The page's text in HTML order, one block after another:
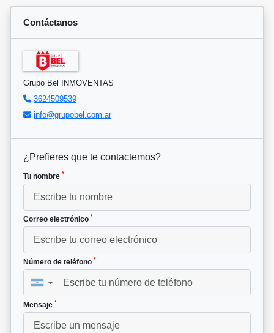
Contáctanos
Grupo Bel INMOVENTAS
3624509539
info@grupobel.com.ar
¿Prefieres que te contactemos?
Tu nombre *
Correo electrónico *
Número de teléfono *
▼
Mensaje *